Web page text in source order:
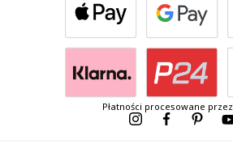
Płatności procesowane przez